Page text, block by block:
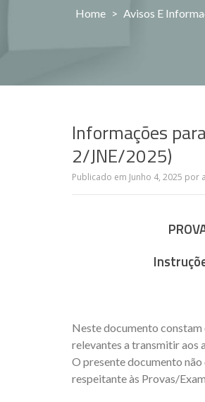
Home > Avisos E
Informações
2/JNE/2025)
Publicado em Junho 4, 2025 por
Neste documento
relevantes a transmitir aos
O presente documento
respeitante às Provas/